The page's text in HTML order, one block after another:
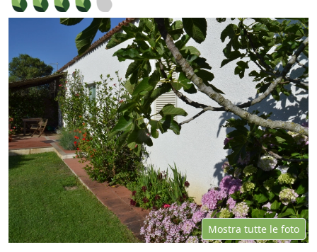
Mostra tutte le foto